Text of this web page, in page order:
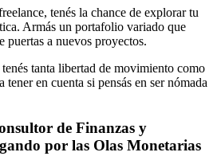
tenés la chance de explorar tu
Armás un portafolio variado que
puertas a nuevos proyectos.
tanta libertad de movimiento como
tener en cuenta si pensás en ser nómada
de Finanzas y
por las Olas Monetarias